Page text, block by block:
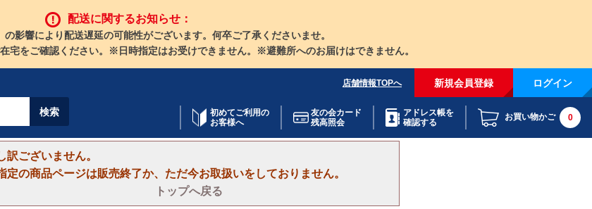
配送に関するお知らせ：
の影響により配送遅延の可能性がございます。何卒ご了承くださいませ。
宅をご確認ください。※日時指定はお受けできません。※避難所へのお届けはできません。
店舗情報TOPへ 新規会員登録 ログイン
初めてご利用の
お客様へ
友の会カード
残高照会
アドレス帳を
確認する
お買い物かご 0
訳ございません。
定の商品ページは販売終了か、ただ今お取扱いをしておりません。
トップへ戻る